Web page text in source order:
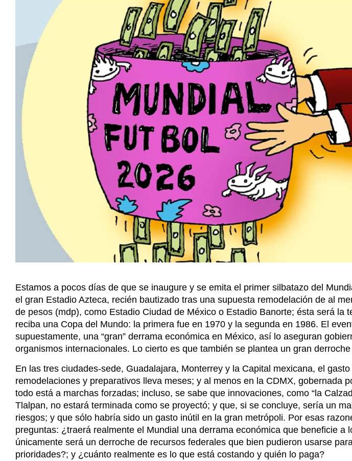
Estamos a pocos días de que se inaugure y se emita el primer silbatazo del
el gran Estadio Azteca, recién bautizado tras una supuesta remodelación de al
de pesos (mdp), como Estadio Ciudad de México o Estadio Banorte; ésta será la
reciba una Copa del Mundo: la primera fue en 1970 y la segunda en 1986. El
supuestamente, una “gran” derrama económica en México, así lo aseguran
organismos internacionales. Lo cierto es que también se plantea un gran
En las tres ciudades-sede, Guadalajara, Monterrey y la Capital mexicana, el
remodelaciones y preparativos lleva meses; y al menos en la CDMX, gobernada
todo está a marchas forzadas; incluso, se sabe que innovaciones, como “la
Tlalpan, no estará terminada como se proyectó; y que, si se concluye, sería un
riesgos; y que sólo habría sido un gasto inútil en la gran metrópoli. Por esas
preguntas: ¿traerá realmente el Mundial una derrama económica que beneficie a
únicamente será un derroche de recursos federales que bien pudieron usarse
prioridades?; y ¿cuánto realmente es lo que está costando y quién lo paga?